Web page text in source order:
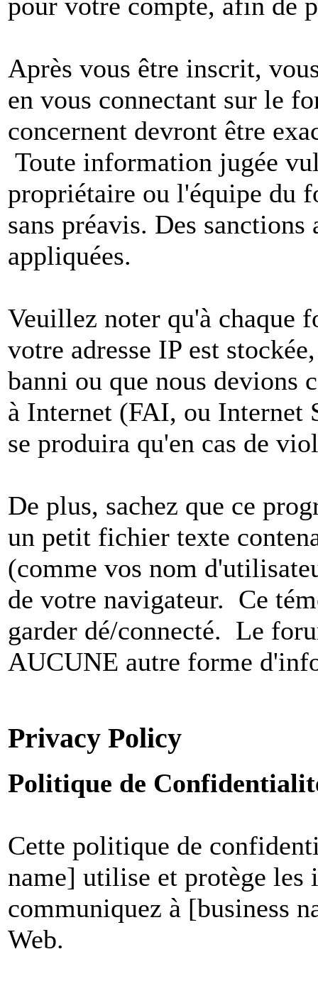
Après vous être inscrit,
en vous connectant sur le
concernent devront être
Toute information jugée
propriétaire ou l'équipe du
sans préavis. Des
appliquées.
Veuillez noter qu'à chaque
votre adresse IP est
banni ou que nous devions
à Internet (FAI, ou
se produira qu'en cas de
De plus, sachez que ce
un petit fichier texte
(comme vos nom
de votre navigateur. Ce
garder dé/connecté. Le
AUCUNE autre forme
Privacy Policy
Politique de
Cette politique de
name] utilise et protège les
communiquez à [business
Web.